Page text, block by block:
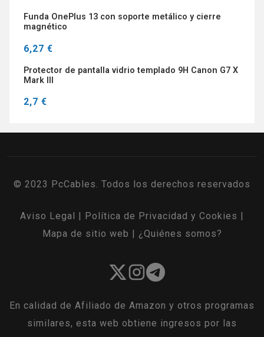
Funda OnePlus 13 con soporte metálico y cierre
magnético
6,27 €
Protector de pantalla vidrio templado 9H Canon G7 X
Mark III
2,7 €
© 2023 PcCables. Todos los derechos reservados
Aviso Legal Política de Privacidad y Cookies
Mapa de sitio web
¿Quiénes somos?
En calidad de Afiliado de Amazon y otros programas
similares, esta web obtiene ingresos por las